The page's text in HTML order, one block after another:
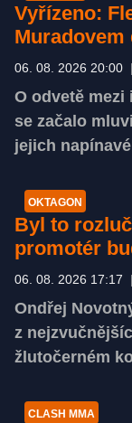
Vyřízeno:
06. 08. 2026 20:00
O odvetě mezi
se začalo
jejich
OKTAGON
Byl to
promotér
06. 08. 2026 17:17
Ondřej
z
žlutočerném
CLASH MMA